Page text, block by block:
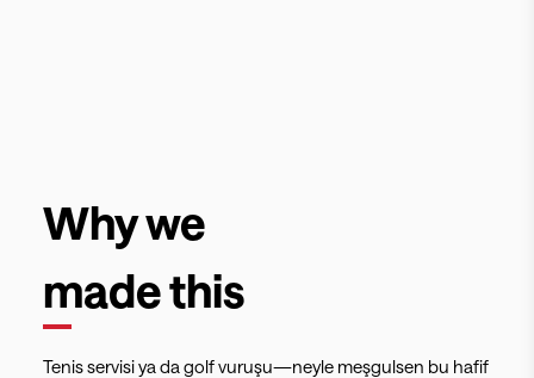
Why we
made this
Tenis servisi ya da golf vuruşu—neyle meşgulsen bu hafif